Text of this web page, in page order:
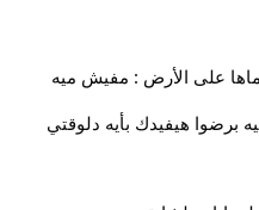
على الأرض : مفيش ميه
برضوا هيفيدك بأيه دلوقتي